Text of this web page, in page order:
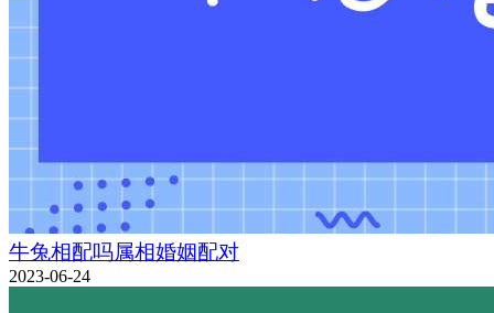
牛兔相配吗属相婚姻配对
2023-06-24